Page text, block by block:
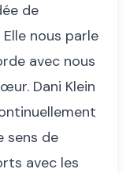
de
nous parle
avec nous
Dani Klein
sens de
avec les